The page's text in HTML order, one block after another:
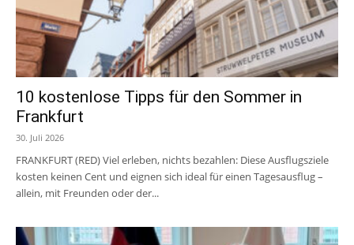
10 kostenlose Tipps für den Sommer in
Frankfurt
30. Juli 2026
FRANKFURT (RED) Viel erleben, nichts bezahlen: Diese Ausflugsziele
kosten keinen Cent und eignen sich ideal für einen Tagesausflug –
allein, mit Freunden oder der...